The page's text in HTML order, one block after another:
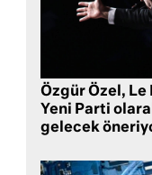
Özgür Özel, Le
Yeni Parti
gelecek